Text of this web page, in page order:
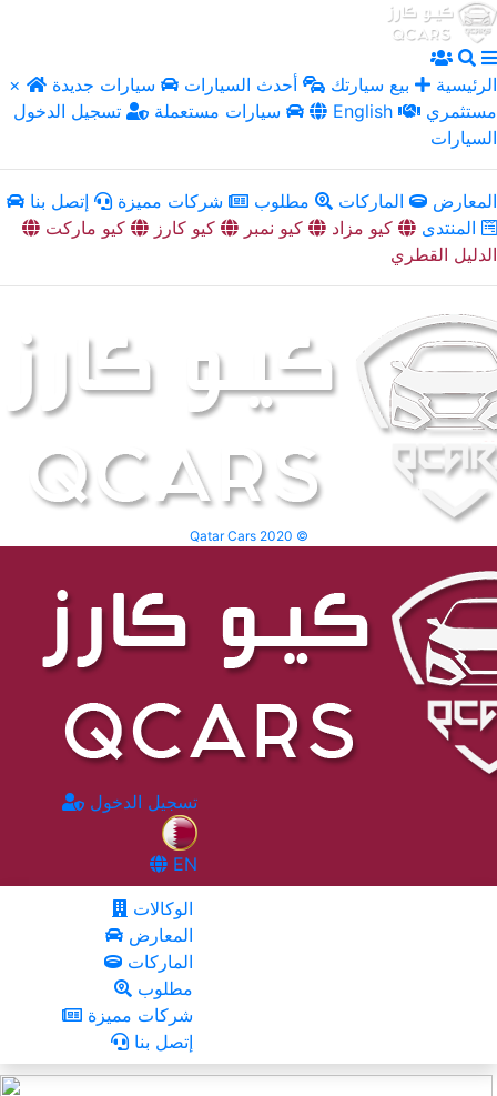
× الرئيسية بيع سيارتك أحدث السيارات
سيارات جديدة
سيارات مستعملة
تسجيل الدخول English
السيارات
المعارض الماركات مطلوب شركات مميزة
إتصل بنا
المنتدى
كيو مزاد كيو نمبر كيو كارز
كيو ماركت
الدليل القطري
Qatar Cars 2020 ©
تسجيل الدخول
EN
الوكالات
المعارض
الماركات
مطلوب
شركات مميزة
إتصل بنا